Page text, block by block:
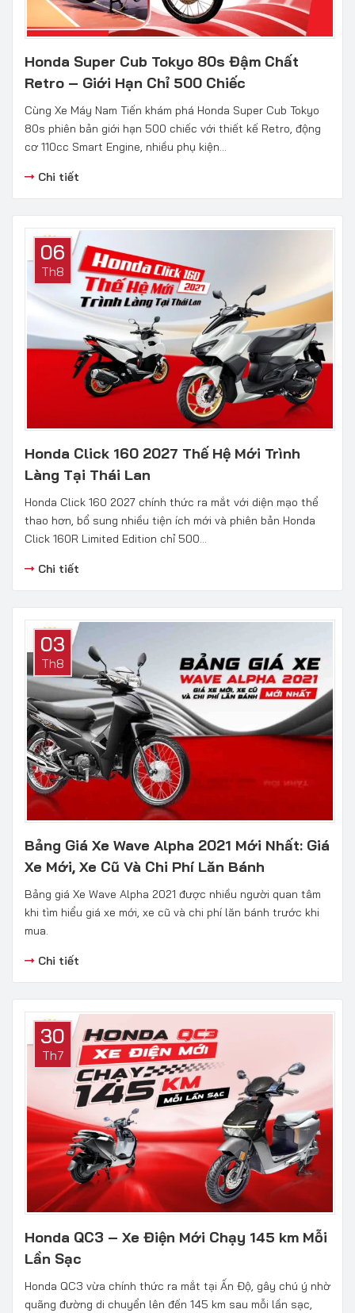
Honda Super Cub Tokyo 80s Đậm Chất
Retro – Giới Hạn Chỉ 500 Chiếc
Cùng Xe Máy Nam Tiến khám phá Honda Super Cub Tokyo
80s phiên bản giới hạn 500 chiếc với thiết kế Retro, động
cơ 110cc Smart Engine, nhiều phụ kiện...
Chi tiết
06
Th8
Honda Click 160 2027 Thế Hệ Mới Trình
Làng Tại Thái Lan
Honda Click 160 2027 chính thức ra mắt với diện mạo thể
thao hơn, bổ sung nhiều tiện ích mới và phiên bản Honda
Click 160R Limited Edition chỉ 500...
Chi tiết
03
Th8
Bảng Giá Xe Wave Alpha 2021 Mới Nhất: Giá
Xe Mới, Xe Cũ Và Chi Phí Lăn Bánh
Bảng giá Xe Wave Alpha 2021 được nhiều người quan tâm
khi tìm hiểu giá xe mới, xe cũ và chi phí lăn bánh trước khi
mua.
Chi tiết
30
Th7
Honda QC3 – Xe Điện Mới Chạy 145 km Mỗi
Lần Sạc
Honda QC3 vừa chính thức ra mắt tại Ấn Độ, gây chú ý nhờ
quãng đường di chuyển lên đến 145 km sau mỗi lần sạc,